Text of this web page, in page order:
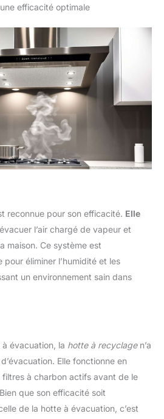
efficacité optimale
reconnue pour son efficacité. Elle
l’air chargé de vapeur et
maison. Ce système est
éliminer l’humidité et les
un environnement sain dans
évacuation, la hotte à recyclagen’a
Elle fonctionne en
filtres à charbon actifs avant de le
que son efficacité soit
de la hotte à évacuation, c’est